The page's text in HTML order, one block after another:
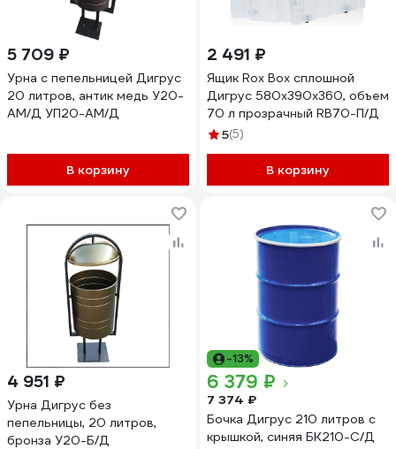
5 709 ₽
Урна с пепельницей Дигрус
20 литров, антик медь У20-
АМ/Д УП20-АМ/Д
В корзину
2 491 ₽
Ящик Rox Box сплошной
Дигрус 580x390x360, объем
70 л прозрачный RB70-П/Д
5(5)
В корзину
4 951 ₽
Урна Дигрус без
пепельницы, 20 литров,
бронза У20-Б/Д
-13%
6 379 ₽
7 374 ₽
Бочка Дигрус 210 литров с
крышкой, синяя БК210-С/Д